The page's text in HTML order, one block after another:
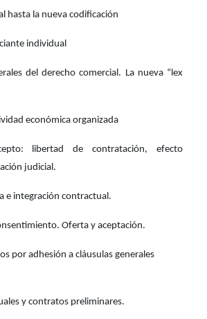
hasta la nueva codificación
individual
del derecho comercial. La nueva “lex
económica organizada
libertad de contratación, efecto
judicial.
e integración contractual.
Oferta y aceptación.
por adhesión a cláusulas generales
y contratos preliminares.